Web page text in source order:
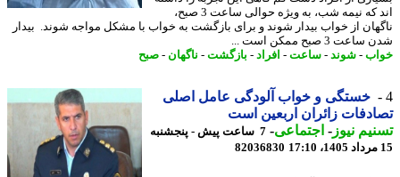
اند که نیمه شب، به ویژه حوالی ساعت 3 صبح،
از خواب بیدار شوند و برای بازگشت به خواب با مشکل مواجه شوند. بیدار
3 صبح ممکن است ...
- شوند-ساعت-افراد - بازگشت-ناگهان-صبح
خستگی و خواب آلودگی عامل اصلی
زائران اربعین است
نیوز-اجتماعی-
7 ساعت پیش - پنجشنبه
82036830